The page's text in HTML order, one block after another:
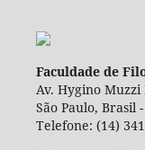
Faculdade de
Av. Hygino
São Paulo, Brasil
Telefone: (14)